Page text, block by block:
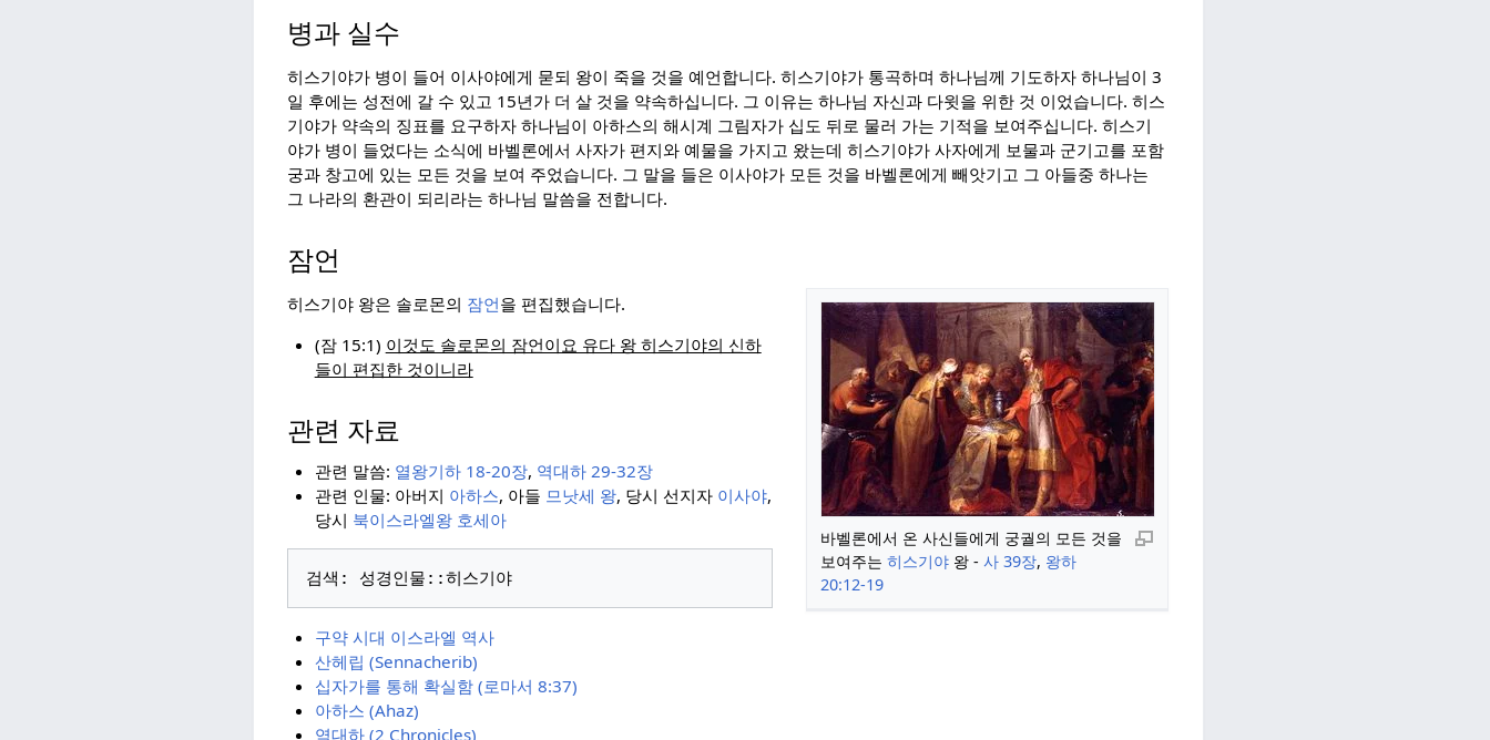
병과 실수
히스기야가 병이 들어 이사야에게 묻되 왕이 죽을 것을 예언합니다. 히스기야가 통곡하며 하나님께 기도하자 하나님이 3
일 후에는 성전에 갈 수 있고 15년가 더 살 것을 약속하십니다. 그 이유는 하나님 자신과 다윗을 위한 것 이었습니다. 히스
기야가 약속의 징표를 요구하자 하나님이 아하스의 해시계 그림자가 십도 뒤로 물러 가는 기적을 보여주십니다. 히스기
야가 병이 들었다는 소식에 바벨론에서 사자가 편지와 예물을 가지고 왔는데 히스기야가 사자에게 보물과 군기고를 포함
궁과 창고에 있는 모든 것을 보여 주었습니다. 그 말을 들은 이사야가 모든 것을 바벨론에게 빼앗기고 그 아들중 하나는
그 나라의 환관이 되리라는 하나님 말씀을 전합니다.
잠언
바벨론에서 온 사신들에게 궁궐의 모든 것을
보여주는 히스기야왕 - 사 39장, 왕하
20:12-19
히스기야 왕은 솔로몬의 잠언을 편집했습니다.
(잠 15:1) 이것도 솔로몬의 잠언이요 유다 왕 히스기야의 신하
들이 편집한 것이니라
관련 자료
관련 말씀: 열왕기하 18-20장, 역대하 29-32장
관련 인물: 아버지 아하스, 아들 므낫세 왕, 당시 선지자 이사야,
당시 북이스라엘왕 호세아
검색: 성경인물::히스기야
구약 시대 이스라엘 역사
산헤립 (Sennacherib)
십자가를 통해 확실함 (로마서 8:37)
아하스 (Ahaz)
역대하 (2 Chronicles)